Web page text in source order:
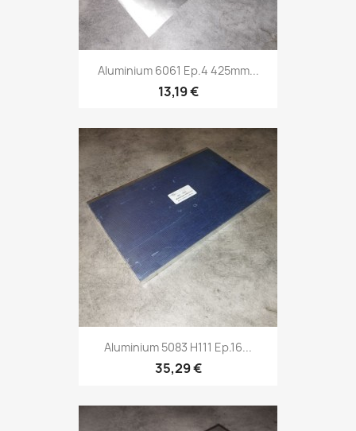
Aluminium 6061 Ep.4 425mm...
13,19 €
Aluminium 5083 H111 Ep.16...
35,29 €